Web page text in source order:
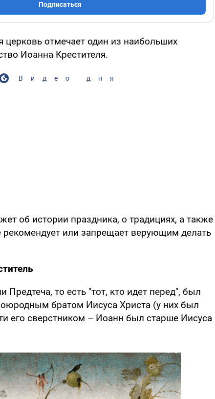
Подписаться
отмечает один из наибольших
Иоанна Крестителя.
Видео дня
об истории праздника, о традициях, а также
рекомендует или запрещает верующим делать
Предтеча, то есть "тот, кто идет перед", был
братом Иисуса Христа (у них был
его сверстником – Иоанн был старше Иисуса